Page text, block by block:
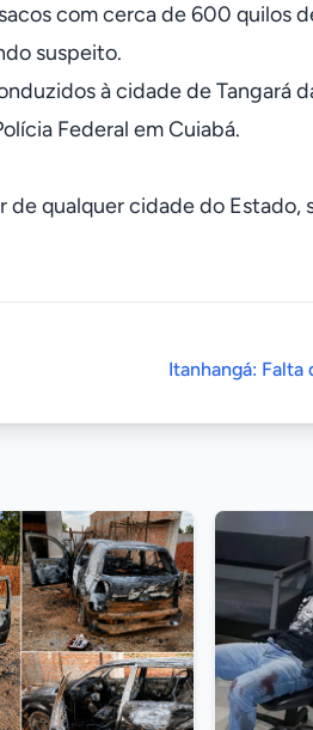
com cerca de 600 quilos
suspeito.
à cidade de Tangará
Federal em Cuiabá.
qualquer cidade do Estado,
Itanhangá: Falta